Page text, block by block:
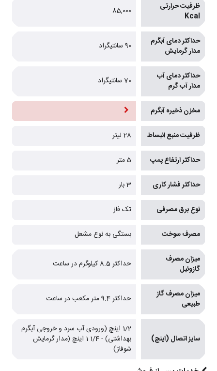
ظرفیت حرارتی
Kcal
85,000
حداکثر دمای آبگرم
مدار گرمایش
90 سانتیگراد
حداکثر دمای آب
مدار آب گرم
70 سانتیگراد
مخزن ذخیره آبگرم
ظرفیت منبع انبساط 28 لیتر
حداکثر ارتفاع پمپ 5 متر
حداکثر فشار کاری 3 بار
نوع برق مصرفی تک فاز
مصرف سوخت بستگی به نوع مشعل
میزان مصرف
گازوئیل
حداکثر 8.5 کیلوگرم در ساعت
میزان مصرف گاز
طبیعی
حداکثر 9.4 متر مکعب در ساعت
سایز اتصال (اینچ)
1/2 اینچ (ورودی آب سرد و خروجی آبگرم
بهداشتی) - 1/4 1 اینچ (مدار گرمایش
شوفاژ)